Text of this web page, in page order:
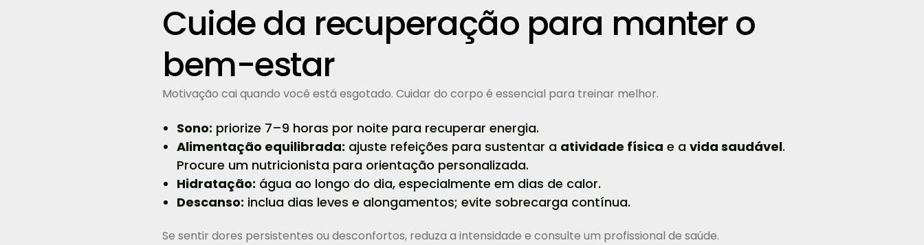
Cuide da recuperação para manter o
bem-estar
Motivação cai quando você está esgotado. Cuidar do corpo é essencial para treinar melhor.
Sono: priorize 7–9 horas por noite para recuperar energia.
Alimentação equilibrada: ajuste refeições para sustentar a atividade física e a vida saudável.
Procure um nutricionista para orientação personalizada.
Hidratação: água ao longo do dia, especialmente em dias de calor.
Descanso: inclua dias leves e alongamentos; evite sobrecarga contínua.
Se sentir dores persistentes ou desconfortos, reduza a intensidade e consulte um profissional de saúde.